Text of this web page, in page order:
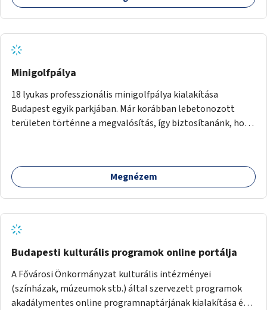
Minigolfpálya
18 lyukas professzionális minigolfpálya kialakítása
Budapest egyik parkjában. Már korábban lebetonozott
területen történne a megvalósítás, így biztosítanánk, hogy
Megnézem
Budapesti kulturális programok online portálja
A Fővárosi Önkormányzat kulturális intézményei
(színházak, múzeumok stb.) által szervezett programok
akadálymentes online programnaptárjának kialakítása és